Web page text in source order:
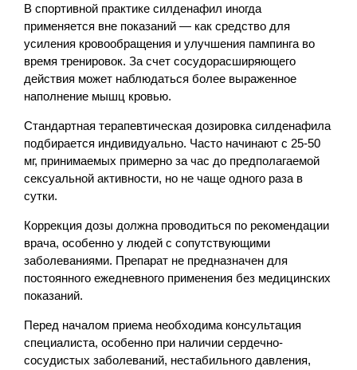
В спортивной практике силденафил иногда
применяется вне показаний — как средство для
усиления кровообращения и улучшения пампинга во
время тренировок. За счет сосудорасширяющего
действия может наблюдаться более выраженное
наполнение мышц кровью.
Стандартная терапевтическая дозировка силденафила
подбирается индивидуально. Часто начинают с 25-50
мг, принимаемых примерно за час до предполагаемой
сексуальной активности, но не чаще одного раза в
сутки.
Коррекция дозы должна проводиться по рекомендации
врача, особенно у людей с сопутствующими
заболеваниями. Препарат не предназначен для
постоянного ежедневного применения без медицинских
показаний.
Перед началом приема необходима консультация
специалиста, особенно при наличии сердечно-
сосудистых заболеваний, нестабильного давления,